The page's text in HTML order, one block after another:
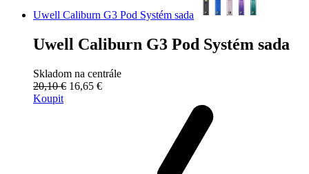
Uwell Caliburn G3 Pod Systém sada
Uwell Caliburn G3 Pod Systém sada
Skladom na centrále
20,10 € 16,65 €
Koupit